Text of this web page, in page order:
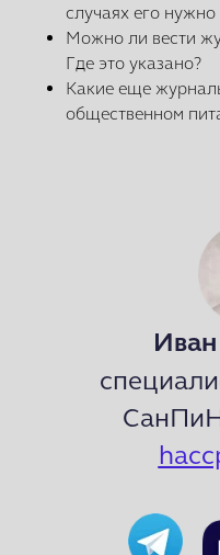
случаях его нужно
Можно ли вести
Где это указано?
Какие еще
общественном